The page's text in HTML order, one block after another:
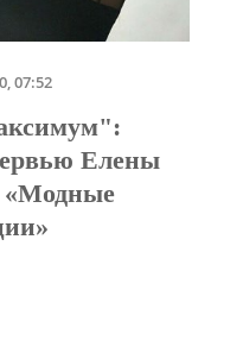
07:52
Елены
«Модные